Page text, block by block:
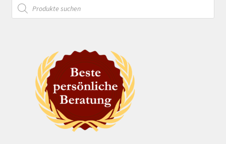
Products
search